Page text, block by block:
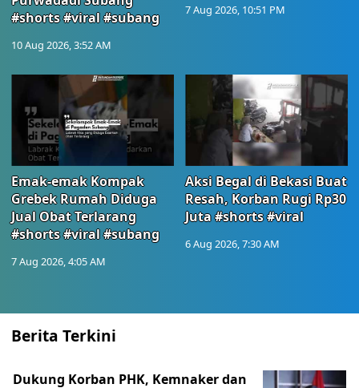
#shorts #viral #subang
10 Aug 2026, 3:52 AM
7 Aug 2026, 10:51 PM
Emak-emak Kompak
Grebek Rumah Diduga
Jual Obat Terlarang
#shorts #viral #subang
7 Aug 2026, 4:05 AM
Aksi Begal di Bekasi Buat
Resah, Korban Rugi Rp30
Juta #shorts #viral
6 Aug 2026, 7:30 AM
Berita Terkini
Dukung Korban PHK, Kemnaker dan